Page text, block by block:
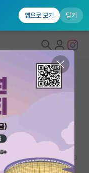
앱으로 보기 닫기
지적 반응에 대한
1만원 보상 지급.